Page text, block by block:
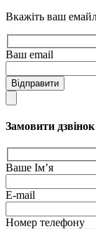
Вкажіть ваш
Ваш email
Відправити
Замовити
Ваше Ім’я
E-mail
Номер телефону